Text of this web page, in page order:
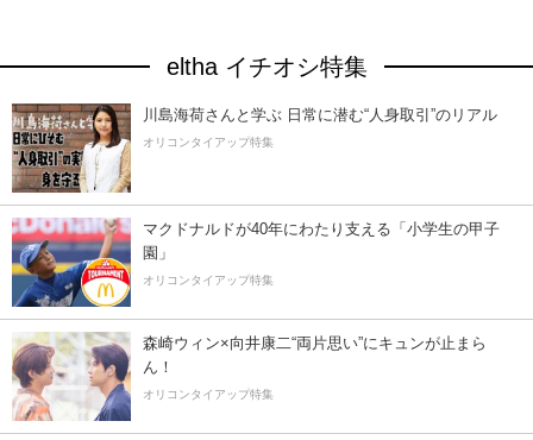
eltha イチオシ特集
川島海荷さんと学ぶ 日常に潜む“人身取引”のリアル
オリコンタイアップ特集
マクドナルドが40年にわたり支える「小学生の甲子
園」
オリコンタイアップ特集
森崎ウィン×向井康二“両片思い”にキュンが止まら
ん！
オリコンタイアップ特集